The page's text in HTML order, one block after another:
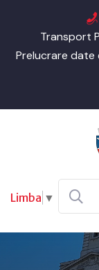
Transport
Prelucrare
Limba ▼